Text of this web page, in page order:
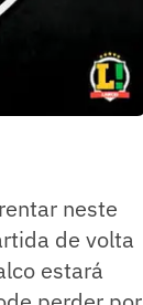
neste
de volta
estará